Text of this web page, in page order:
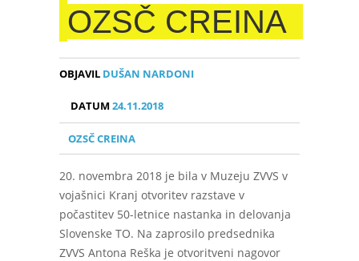
OZSČ CREINA
OBJAVIL DUŠAN NARDONI
DATUM24.11.2018
OZSČ CREINA
20. novembra 2018 je bila v Muzeju ZVVS v
vojašnici Kranj otvoritev razstave v
počastitev 50-letnice nastanka in delovanja
Slovenske TO. Na zaprosilo predsednika
ZVVS Antona Reška je otvoritveni nagovor